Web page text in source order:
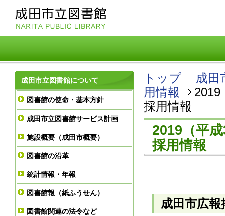
成田市立図書館について
図書館の使命・基本方針
成田市立図書館サービス計画
施設概要（成田市概要）
図書館の沿革
統計情報・年報
図書館報（紙ふうせん）
図書館関連の法令など
トップ
成田
用情報
2019
採用情報
2019（平
採用情報
成田市広報